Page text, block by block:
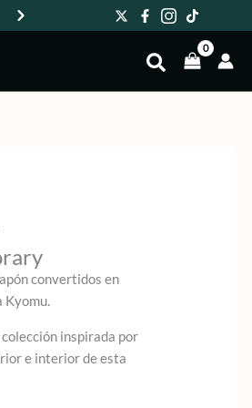
convertidos en
Kyomu.
inspirada por
e interior de esta